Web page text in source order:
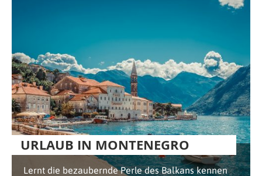
URLAUB IN MONTENEGRO
Lernt die bezaubernde Perle des Balkans kennen